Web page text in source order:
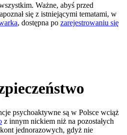
Ważne, abyś przed
się z istniejącymi tematami, w
, dostępna po zarejestrowaniu się
psychoaktywne są w Polsce wciąż
z innym nickiem niż na pozostałych
jednorazowych, gdyż nie